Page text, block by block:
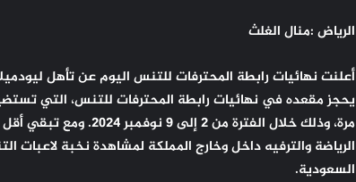
الرياض :منال الغلث
أعلنت نهائيات رابطة المحترفات للتنس اليوم عن تأهل
يحجز مقعده في نهائيات رابطة المحترفات للتنس، التي
مرة، وذلك خلال الفترة من 2 إلى 9 نوفمبر 2024
.
الرياضة والترفيه داخل وخارج المملكة لمشاهدة نخبة
السعودية.